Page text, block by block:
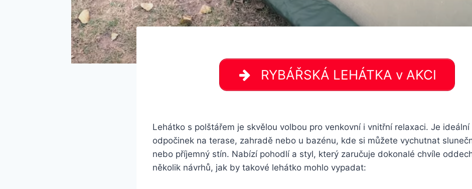
RYBÁŘSKÁ LEHÁTKA v AKCI
Lehátko s polštářem je skvělou volbou pro venkovní i vnitřní relaxaci. Je ideální
odpočinek na terase, zahradě nebo u bazénu, kde si můžete vychutnat
nebo příjemný stín. Nabízí pohodlí a styl, který zaručuje dokonalé chvíle
několik návrhů, jak by takové lehátko mohlo vypadat: